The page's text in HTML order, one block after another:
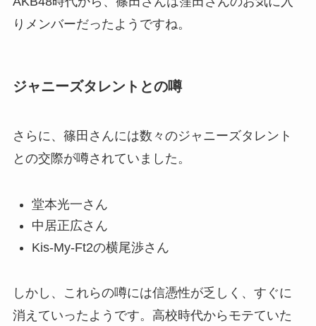
りメンバーだったようですね。
ジャニーズタレントとの噂
さらに、篠田さんには数々のジャニーズタレント
との交際が噂されていました。
堂本光一さん
中居正広さん
Kis-My-Ft2の横尾渉さん
しかし、これらの噂には信憑性が乏しく、すぐに
消えていったようです。高校時代からモテていた